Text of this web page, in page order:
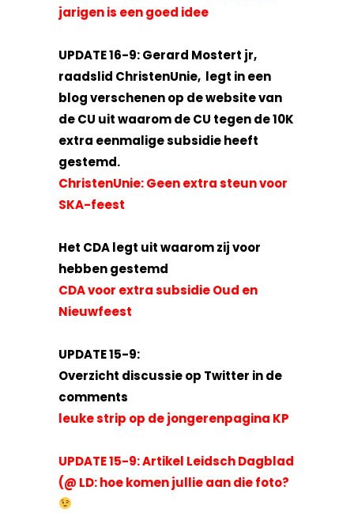
jarigen is een goed idee
UPDATE 16-9: Gerard Mostert jr,
raadslid ChristenUnie, legt in een
blog verschenen op de website van
de CU uit waarom de CU tegen de 10K
extra eenmalige subsidie heeft
gestemd.
ChristenUnie: Geen extra steun voor
Het CDA legt uit waarom zij voor
hebben gestemd
CDA voor extra subsidie Oud en
Nieuwfeest
UPDATE 15-9:
Overzicht discussie op Twitter in de
comments
leuke strip op de jongerenpagina KP
UPDATE 15-9: Artikel Leidsch Dagblad
(@ LD: hoe komen jullie aan die foto?